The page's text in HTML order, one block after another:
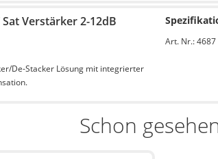
Sat Verstärker 2-12dB
De-Stacker Lösung mit integrierter
Art. Nr.: 4687
Schon